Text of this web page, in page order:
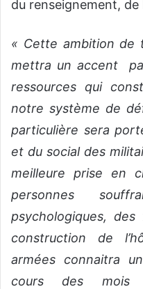
du renseignement, de
« Cette ambition de
mettra un accent
ressources qui
notre système de
particulière sera
et du social des
meilleure prise en
personnes
psychologiques,
construction de
armées connaitra
cours des